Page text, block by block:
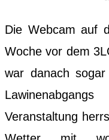
Die Webcam auf
Woche vor dem
war danach
Veranstaltung